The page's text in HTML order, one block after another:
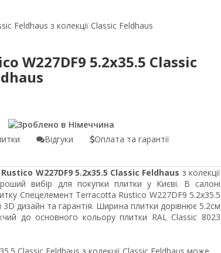
Feldhaus з колекції Classic Feldhaus
W227DF9 5.2x35.5 Classic
Відгуки
Оплата та гарантії
W227DF9 5.2x35.5 Classic Feldhaus з колекції
вибір для покупки плитки у Києві. В салоні
Спецелемент Terracotta Rustico W227DF9 5.2x35.5
дизайн та гарантія. Ширина плитки дорівнює 5.2см
до основного кольору плитки RAL Classic 8023